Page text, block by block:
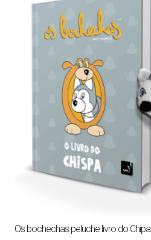
Os bochechas peluche livro do Chipa